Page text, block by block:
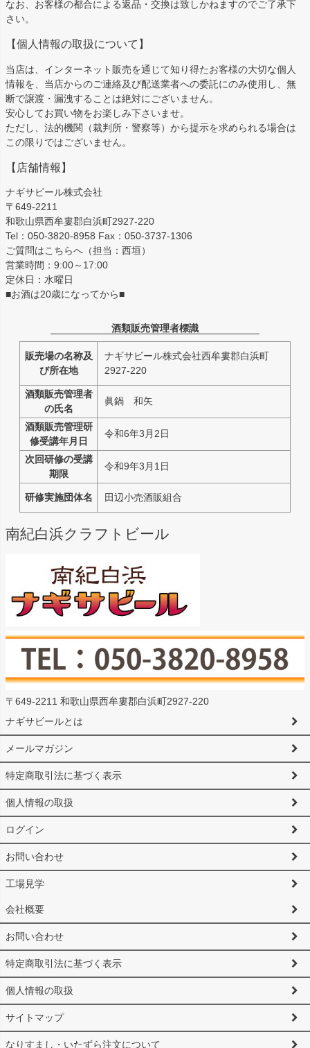
なお、お客様の都合による返品・交換は致しかねますのでご了承下
さい。
【個人情報の取扱について】
当店は、インターネット販売を通じて知り得たお客様の大切な個人
情報を、当店からのご連絡及び配送業者への委託にのみ使用し、無
断で譲渡・漏洩することは絶対にございません。
安心してお買い物をお楽しみ下さいませ。
ただし、法的機関（裁判所・警察等）から提示を求められる場合は
この限りではございません。
【店舗情報】
ナギサビール株式会社
〒649-2211
和歌山県西牟婁郡白浜町2927-220
Tel：050-3820-8958 Fax：050-3737-1306
ご質問はこちらへ（担当：西垣）
営業時間：9:00～17:00
定休日：水曜日
■お酒は20歳になってから■
酒類販売管理者標識
販売場の名称及
び所在地
ナギサビール株式会社西牟婁郡白浜町
2927-220
酒類販売管理者
の氏名
眞鍋 和矢
酒類販売管理研
修受講年月日
令和6年3月2日
次回研修の受講
期限
令和9年3月1日
研修実施団体名 田辺小売酒販組合
南紀白浜クラフトビール
〒649-2211 和歌山県西牟婁郡白浜町2927-220
ナギサビールとは
メールマガジン
特定商取引法に基づく表示
個人情報の取扱
ログイン
お問い合わせ
工場見学
会社概要
お問い合わせ
特定商取引法に基づく表示
個人情報の取扱
サイトマップ
なりすまし・いたずら注文について